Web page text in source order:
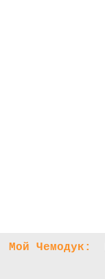
Мой Чемодук: